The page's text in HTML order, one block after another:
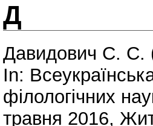
Д
Давидович С. С.
In:
філологічних
травня 2016,